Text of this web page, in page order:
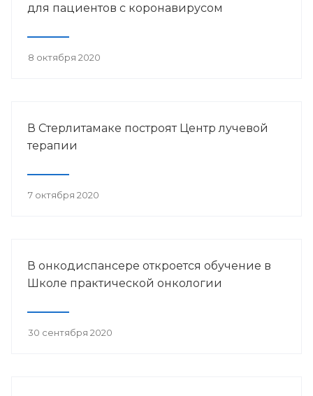
для пациентов с коронавирусом
8 октября 2020
В Стерлитамаке построят Центр лучевой
терапии
7 октября 2020
В онкодиспансере откроется обучение в
Школе практической онкологии
30 сентября 2020